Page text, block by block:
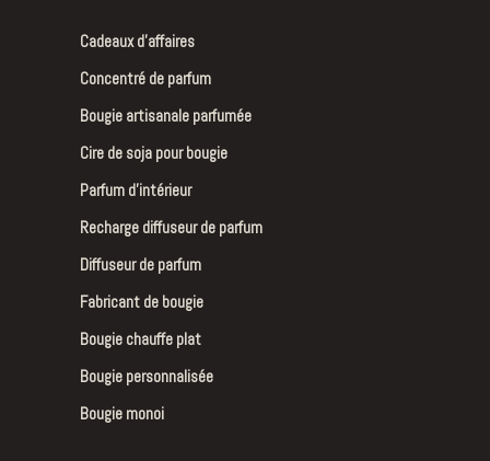
Cadeaux d’affaires
Concentré de parfum
Bougie artisanale parfumée
Cire de soja pour bougie
Parfum d’intérieur
Recharge diffuseur de parfum
Diffuseur de parfum
Fabricant de bougie
Bougie chauffe plat
Bougie personnalisée
Bougie monoi